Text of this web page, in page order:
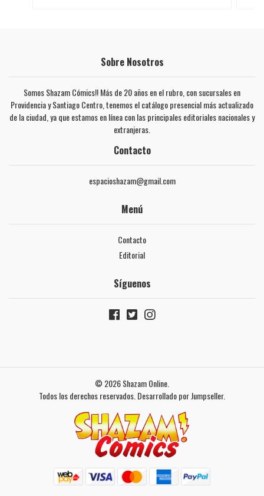
Sobre Nosotros
Somos Shazam Cómics!! Más de 20 años en el rubro, con sucursales en
Providencia y Santiago Centro, tenemos el catálogo presencial más actualizado
de la ciudad, ya que estamos en línea con las principales editoriales nacionales y
extranjeras.
Contacto
espacioshazam@gmail.com
Menú
Contacto
Editorial
Síguenos
© 2026 Shazam Online.
Todos los derechos reservados. Desarrollado por Jumpseller.